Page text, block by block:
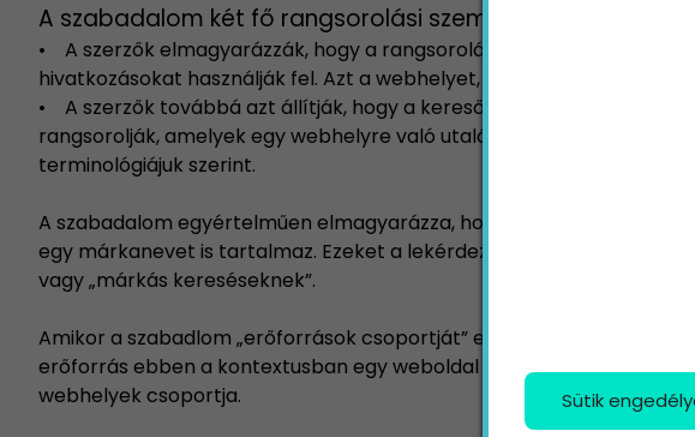
A szabadalom két fő rangsorolási szemponttal foglalkozik:
• A szerzők elmagyarázzák, hogy a rangsorolási folyamatban egy
hivatkozásokat használják fel. Azt a webhelyet, amelyre a hivatkozás
• A szerzők továbbá azt állítják, hogy a keresőtalálatokat olyan
rangsorolják, amelyek egy webhelyre való utalást tartalmaznak – ez
terminológiájuk szerint.
A szabadalom egyértelműen elmagyarázza, hogy ez a második
egy márkanevet is tartalmaz. Ezeket a lekérdezéseket hívja a
vagy „márkás kereséseknek”.
Amikor a szabadlom „erőforrások csoportját” emlegeti, akkor
erőforrás ebben a kontextusban egy weboldal vagy egy webhely.
webhelyek csoportja.
Sütik